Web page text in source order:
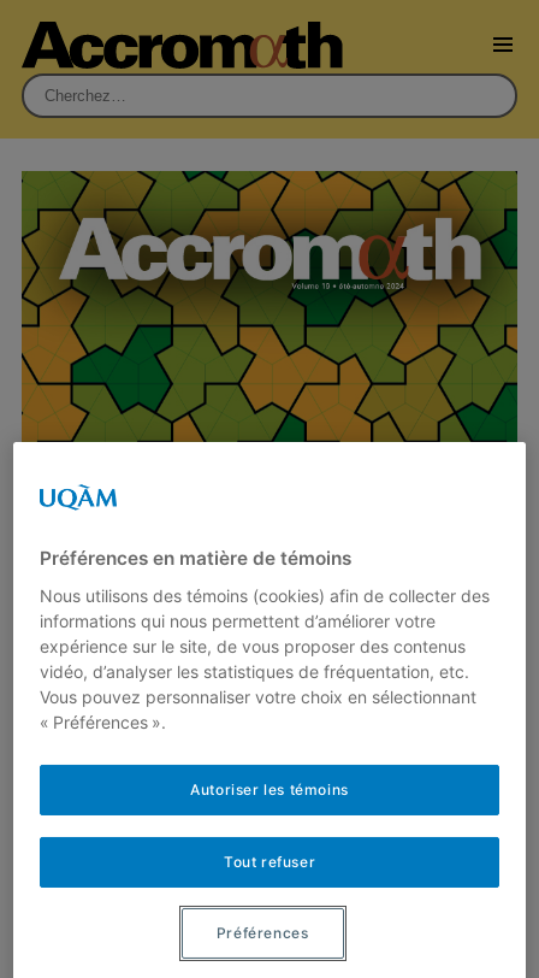
Rechercher :
Éditorial : vol. 19.2 – été-automne
2024
ParAndré Ross
Volume 19.2 - été-automne 2024
Éditorial
Dans leTiméede Platon est apparu un problème
intéressant qui occupe les mathématiciens
depuis : celui des pavages (voir
https://www.youtube.com/@Accromath/featur
). Les pensées de Platon sont présentées dans
les Accro-flashsLes quatre éléments
Les cinq corps réguliers de
, comme introduction à ce numéro sur les
Préférences en matière de témoins
Nous utilisons des témoins (cookies) afin de collecter des
informations qui nous permettent d’améliorer votre
expérience sur le site, de vous proposer des contenus
vidéo, d’analyser les statistiques de fréquentation, etc.
Vous pouvez personnaliser votre choix en sélectionnant
« Préférences ».
Tout refuser
Autoriser les témoins
Préférences